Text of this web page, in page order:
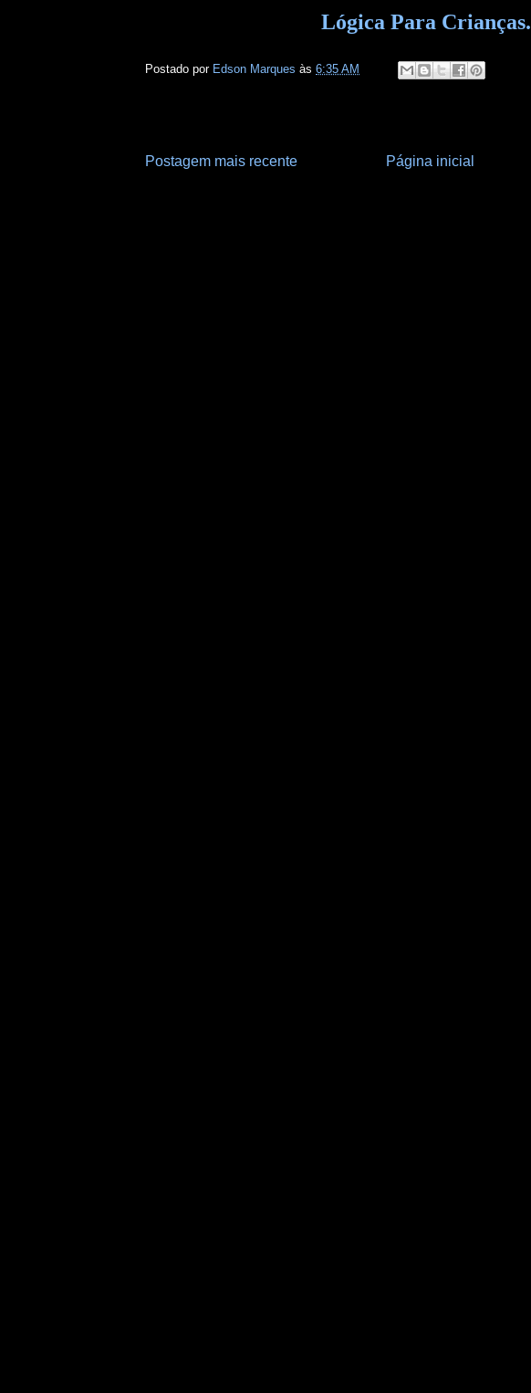
Lógica Para Crianças.
Postado por Edson Marques às 6:35 AM
Postagem mais recente Página inicial